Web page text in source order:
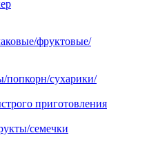
фруктовые/
попкорн/сухарики/
приготовления
семечки